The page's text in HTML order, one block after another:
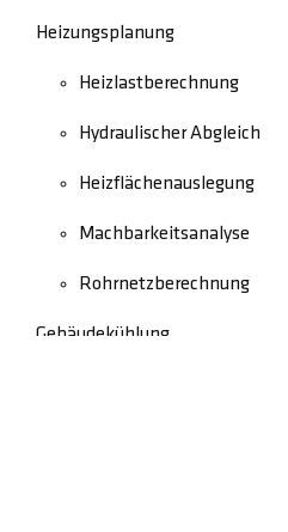
Heizungsplanung
Heizlastberechnung
Hydraulischer Abgleich
Heizflächenauslegung
Machbarkeitsanalyse
Rohrnetzberechnung
Gebäudekühlung